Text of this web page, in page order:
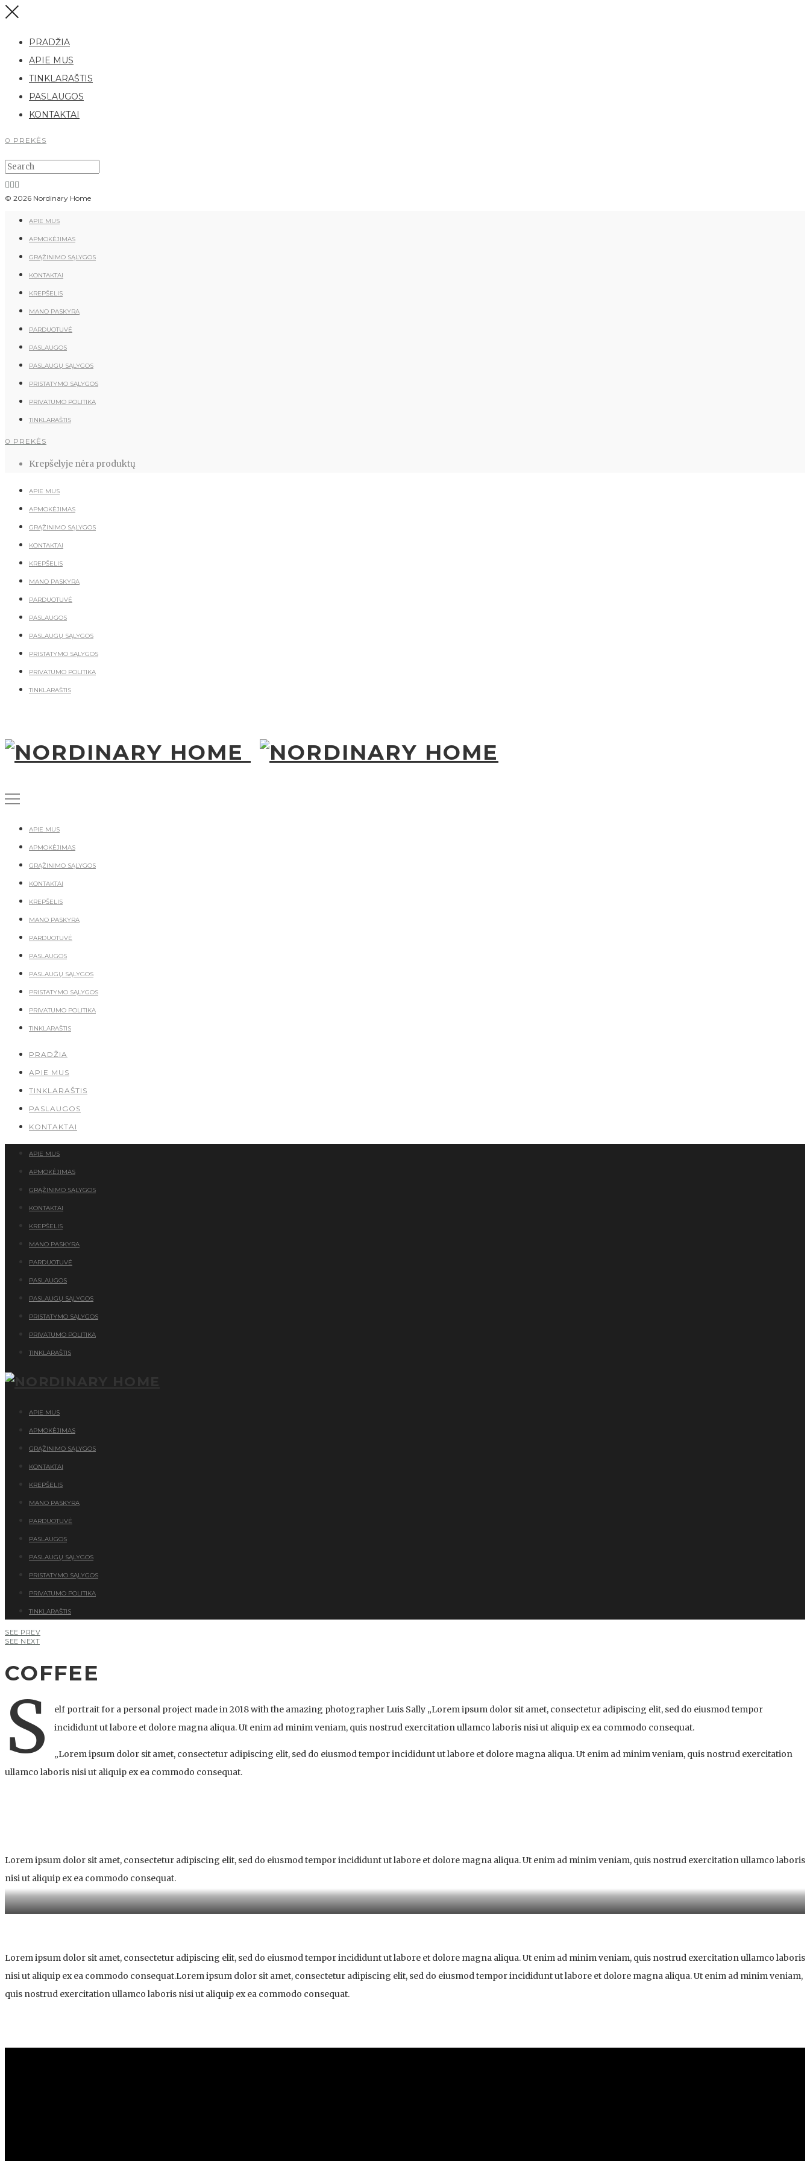
PRADŽIA
APIE MUS
TINKLARAŠTIS
PASLAUGOS
KONTAKTAI
0 PREKĖS
© 2026 Nordinary Home
APIE MUS
APMOKĖJIMAS
GRĄŽINIMO SĄLYGOS
KONTAKTAI
KREPŠELIS
MANO PASKYRA
PARDUOTUVĖ
PASLAUGOS
PASLAUGŲ SĄLYGOS
PRISTATYMO SĄLYGOS
PRIVATUMO POLITIKA
TINKLARAŠTIS
0 PREKĖS
Krepšelyje nėra produktų
APIE MUS
APMOKĖJIMAS
GRĄŽINIMO SĄLYGOS
KONTAKTAI
KREPŠELIS
MANO PASKYRA
PARDUOTUVĖ
PASLAUGOS
PASLAUGŲ SĄLYGOS
PRISTATYMO SĄLYGOS
PRIVATUMO POLITIKA
TINKLARAŠTIS
APIE MUS
APMOKĖJIMAS
GRĄŽINIMO SĄLYGOS
KONTAKTAI
KREPŠELIS
MANO PASKYRA
PARDUOTUVĖ
PASLAUGOS
PASLAUGŲ SĄLYGOS
PRISTATYMO SĄLYGOS
PRIVATUMO POLITIKA
TINKLARAŠTIS
PRADŽIA
APIE MUS
TINKLARAŠTIS
PASLAUGOS
KONTAKTAI
APIE MUS
APMOKĖJIMAS
GRĄŽINIMO SĄLYGOS
KONTAKTAI
KREPŠELIS
MANO PASKYRA
PARDUOTUVĖ
PASLAUGOS
PASLAUGŲ SĄLYGOS
PRISTATYMO SĄLYGOS
PRIVATUMO POLITIKA
TINKLARAŠTIS
APIE MUS
APMOKĖJIMAS
GRĄŽINIMO SĄLYGOS
KONTAKTAI
KREPŠELIS
MANO PASKYRA
PARDUOTUVĖ
PASLAUGOS
PASLAUGŲ SĄLYGOS
PRISTATYMO SĄLYGOS
PRIVATUMO POLITIKA
TINKLARAŠTIS
SEE PREV
SEE NEXT
COFFEE
S
elf portrait for a personal project made in 2018 with the amazing photographer Luis Sally „Lorem ipsum dolor sit amet, consectetur adipiscing elit, sed do eiusmod tempor
incididunt ut labore et dolore magna aliqua. Ut enim ad minim veniam, quis nostrud exercitation ullamco laboris nisi ut aliquip ex ea commodo consequat.
„Lorem ipsum dolor sit amet, consectetur adipiscing elit, sed do eiusmod tempor incididunt ut labore et dolore magna aliqua. Ut enim ad minim veniam, quis nostrud exercitation
ullamco laboris nisi ut aliquip ex ea commodo consequat.
Lorem ipsum dolor sit amet, consectetur adipiscing elit, sed do eiusmod tempor incididunt ut labore et dolore magna aliqua. Ut enim ad minim veniam, quis nostrud exercitation ullamco laboris
nisi ut aliquip ex ea commodo consequat.
Lorem ipsum dolor sit amet, consectetur adipiscing elit, sed do eiusmod tempor incididunt ut labore et dolore magna aliqua. Ut enim ad minim veniam, quis nostrud exercitation ullamco laboris
nisi ut aliquip ex ea commodo consequat.Lorem ipsum dolor sit amet, consectetur adipiscing elit, sed do eiusmod tempor incididunt ut labore et dolore magna aliqua. Ut enim ad minim veniam,
quis nostrud exercitation ullamco laboris nisi ut aliquip ex ea commodo consequat.